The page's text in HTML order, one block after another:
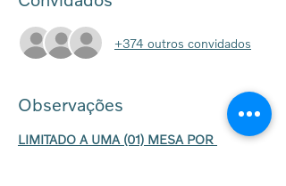
+374 outros convidados
Observações
LIMITADO A UMA (01) MESA POR